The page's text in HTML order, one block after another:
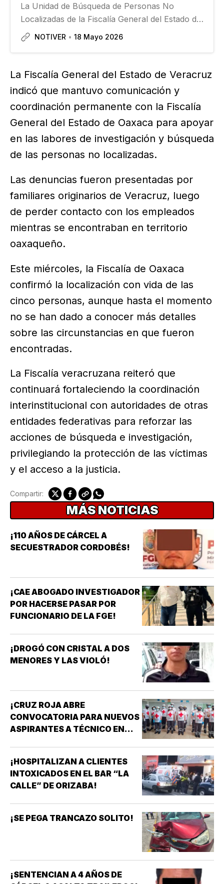
La Unidad de Búsqueda de Personas No
Localizadas de la Fiscalía General del Estado de
Oaxaca publicó las fichas de tres de los cinco
trabajadores de la Financiera CCS Veracruz que
13 y 14 de…
NOTIVER 18 Mayo 2026
La Fiscalía General del Estado de Veracruz
indicó que mantuvo comunicación y
coordinación permanente con la Fiscalía
General del Estado de Oaxaca para apoyar
en las labores de investigación y búsqueda
de las personas no localizadas.
Las denuncias fueron presentadas por
familiares originarios de Veracruz, luego
de perder contacto con los empleados
mientras se encontraban en territorio
oaxaqueño.
Este miércoles, la Fiscalía de Oaxaca
confirmó la localización con vida de las
cinco personas, aunque hasta el momento
no se han dado a conocer más detalles
sobre las circunstancias en que fueron
encontradas.
La Fiscalía veracruzana reiteró que
continuará fortaleciendo la coordinación
interinstitucional con autoridades de otras
entidades federativas para reforzar las
acciones de búsqueda e investigación,
privilegiando la protección de las víctimas
y el acceso a la justicia.
Compartir:
MÁS NOTICIAS
¡110 AÑOS DE CÁRCEL A
SECUESTRADOR CORDOBÉS!
¡CAE ABOGADO INVESTIGADOR
POR HACERSE PASAR POR
FUNCIONARIO DE LA FGE!
¡DROGÓ CON CRISTAL A DOS
MENORES Y LAS VIOLÓ!
¡CRUZ ROJA ABRE
CONVOCATORIA PARA NUEVOS
ASPIRANTES A TÉCNICO EN
¡HOSPITALIZAN A CLIENTES
INTOXICADOS EN EL BAR “LA
CALLE” DE ORIZABA!
¡SE PEGA TRANCAZO SOLITO!
¡SENTENCIAN A 4 AÑOS DE